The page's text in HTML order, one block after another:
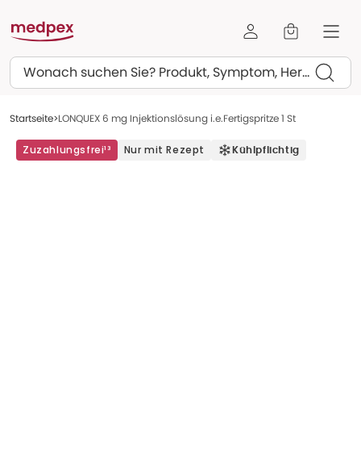
Suchen
Startseite LONQUEX 6 mg Injektionslösung i.e.Fertigspritze 1 St
Zuzahlungsfrei¹³ Nur mit Rezept Kühlpflichtig